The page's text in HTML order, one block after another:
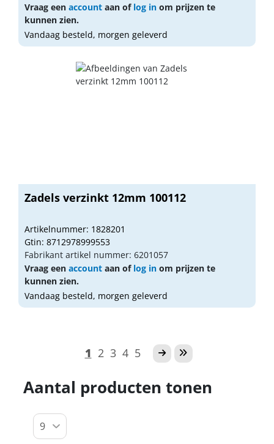
Vraag een account aan of log in om prijzen te
kunnen zien.
Vandaag besteld, morgen geleverd
Zadels verzinkt 12mm 100112
Artikelnummer: 1828201
Gtin: 8712978999553
Fabrikant artikel nummer: 6201057
Vraag een account aan of log in om prijzen te
kunnen zien.
Vandaag besteld, morgen geleverd
1 2 3 4 5
Aantal producten tonen